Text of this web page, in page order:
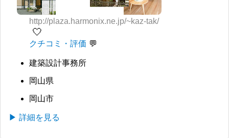
http://plaza.harmonix.ne.jp/~kaz-tak/
🤍
クチコミ・評価
建築設計事務所
岡山県
岡山市
▶ 詳細を見る